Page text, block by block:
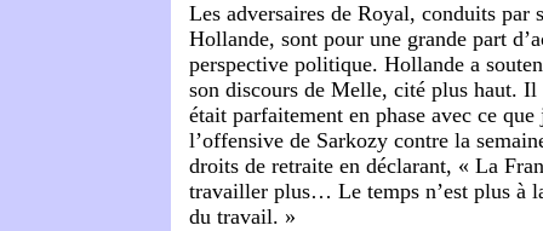
Les adversaires de Royal, conduits par
Hollande, sont pour une grande part
perspective politique. Hollande a
son discours de Melle, cité plus haut.
était parfaitement en phase avec ce
l’offensive de Sarkozy contre la
droits de retraite en déclarant, « La
travailler plus… Le temps n’est plus à
du travail. »